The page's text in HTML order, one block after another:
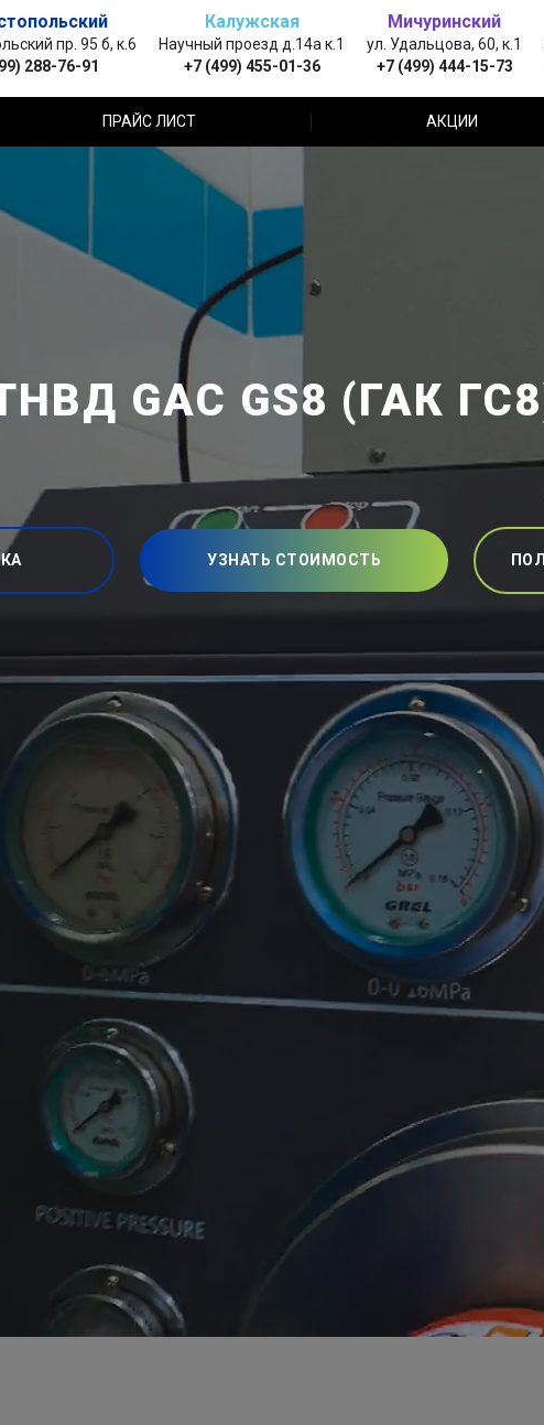
пр. 95 б, к.6
288-76-91
Калужская
Научный проезд д.14а к.1
+7 (499) 455-01-36
Мичуринский
ул. Удальцова, 60, к.1
+7 (499) 444-15-73
ПРАЙС ЛИСТ АКЦИИ
GAC GS8 (ГАК
УЗНАТЬ СТОИМОСТЬ